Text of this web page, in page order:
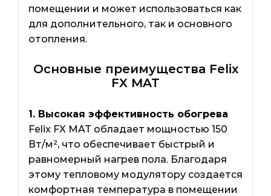
помещении и может использоваться как
для дополнительного, так и основного
отопления.
Основные преимущества Felix
FX MAT
1. Высокая эффективность обогрева
Felix FX MAT обладает мощностью 150
Вт/м², что обеспечивает быстрый и
равномерный нагрев пола. Благодаря
этому тепловому модулятору создается
комфортная температура в помещении